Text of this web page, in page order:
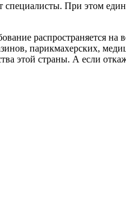
При этом
распространяется на
парикмахерских,
этой страны. А если